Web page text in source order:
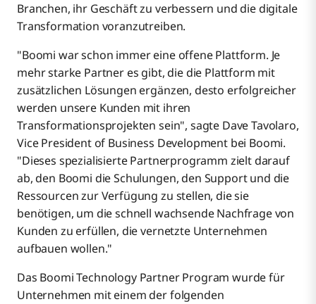
Branchen, ihr Geschäft zu verbessern und die digitale
Transformation voranzutreiben.
"Boomi war schon immer eine offene Plattform. Je
mehr starke Partner es gibt, die die Plattform mit
zusätzlichen Lösungen ergänzen, desto erfolgreicher
werden unsere Kunden mit ihren
Transformationsprojekten sein", sagte Dave Tavolaro,
Vice President of Business Development bei Boomi.
"Dieses spezialisierte Partnerprogramm zielt darauf
ab, den Boomi die Schulungen, den Support und die
Ressourcen zur Verfügung zu stellen, die sie
benötigen, um die schnell wachsende Nachfrage von
Kunden zu erfüllen, die vernetzte Unternehmen
aufbauen wollen."
Das Boomi Technology Partner Program wurde für
Unternehmen mit einem der folgenden